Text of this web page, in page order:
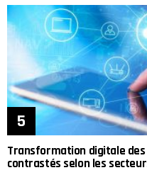
Transformation digitale
contrastés selon les